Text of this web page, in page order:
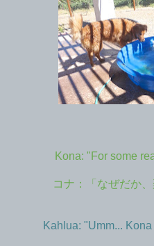
Kona: "For some
コナ：「なぜだか
Kahlua: "Umm...